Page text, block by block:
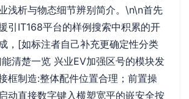
浅析与物态细节辨别简介。\n\n首先
引IT168平台的样例搜索中积累的开
，[如标注者自己补充更确定性分类
清楚一览 兴业EV加强区号的模块发
框制造:整体配件位置合理；前置操
动直接数字键入横塑宽平的嵌安全按